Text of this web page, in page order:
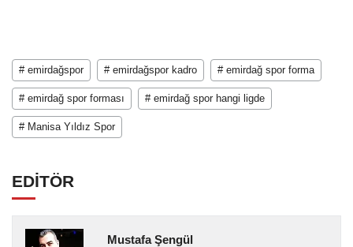
# emirdağspor # emirdağspor kadro # emirdağ spor forma
# emirdağ spor forması # emirdağ spor hangi ligde
# Manisa Yıldız Spor
EDİTÖR
Mustafa Şengül